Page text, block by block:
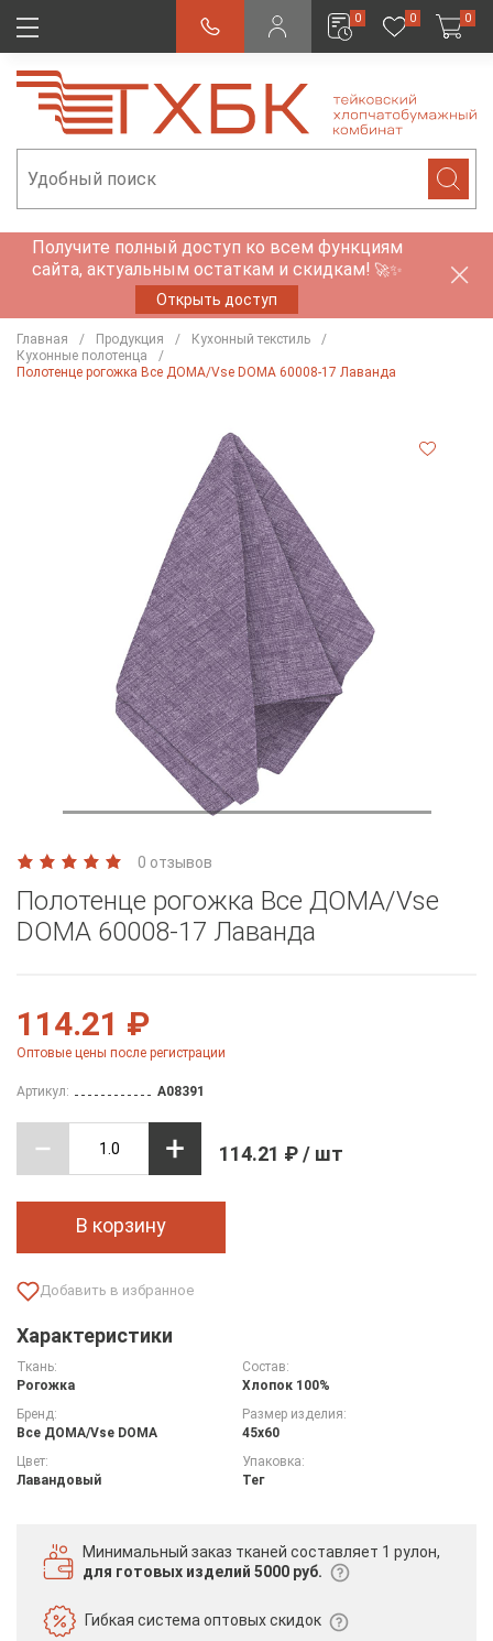
0 0 0
Получите полный доступ ко всем функциям
сайта, актуальным остаткам и скидкам! 🚀✨
Открыть доступ
Главная Продукция
Кухонный текстиль
Кухонные полотенца
Полотенце рогожка Все ДОМА/Vse DOMA 60008-17 Лаванда
0 отзывов
Полотенце рогожка Все ДОМА/Vse
DOMA 60008-17 Лаванда
114.21 ₽
Оптовые цены после регистрации
Артикул: A08391
114.21 ₽ / шт
В корзину
Характеристики
Ткань:
Рогожка
Состав:
Хлопок 100%
Бренд:
Все ДOMA/Vse DOMA
Размер изделия:
45х60
Цвет:
Лавандовый
Упаковка:
Тег
Минимальный заказ тканей составляет 1 рулон,
для готовых изделий 5000 руб.
Гибкая системаоптовых скидок